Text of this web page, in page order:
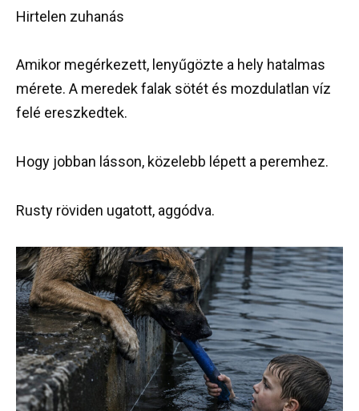
Hirtelen zuhanás
Amikor megérkezett, lenyűgözte a hely hatalmas
mérete. A meredek falak sötét és mozdulatlan víz
felé ereszkedtek.
Hogy jobban lásson, közelebb lépett a peremhez.
Rusty röviden ugatott, aggódva.